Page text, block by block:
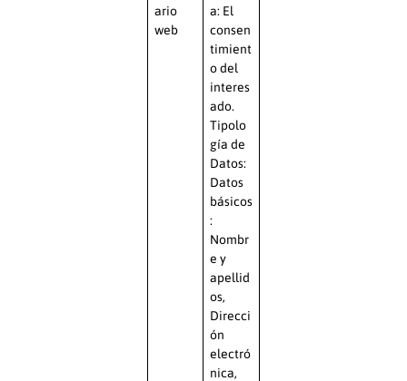
ario
web
a: El
consen
timient
o del
interes
ado.
Tipolo
gía de
Datos:
Datos
básicos
:
Nombr
e y
apellid
os,
Direcci
ón
electró
nica,